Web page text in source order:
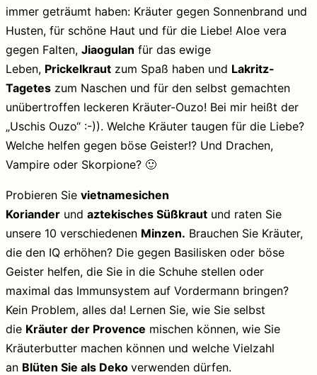
immer geträumt haben: Kräuter gegen Sonnenbrand und
Husten, für schöne Haut und für die Liebe! Aloe vera
gegen Falten, Jiaogulan für das ewige
Leben, Prickelkraut zum Spaß haben und Lakritz-
Tagetes zum Naschen und für den selbst gemachten
unübertroffen leckeren Kräuter-Ouzo! Bei mir heißt der
„Uschis Ouzo“ :-)). Welche Kräuter taugen für die Liebe?
Welche helfen gegen böse Geister!? Und Drachen,
Vampire oder Skorpione? 🙂
Probieren Sie vietnamesichen
Koriander und aztekisches Süßkraut und raten Sie
unsere 10 verschiedenen Minzen. Brauchen Sie Kräuter,
die den IQ erhöhen? Die gegen Basilisken oder böse
Geister helfen, die Sie in die Schuhe stellen oder
maximal das Immunsystem auf Vordermann bringen?
Kein Problem, alles da! Lernen Sie, wie Sie selbst
die Kräuter der Provence mischen können, wie Sie
Kräuterbutter machen können und welche Vielzahl
an Blüten Sie als Deko verwenden dürfen.